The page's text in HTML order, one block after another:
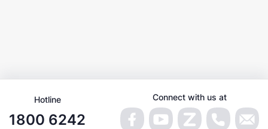
Hotline
1800 6242
Connect with us at